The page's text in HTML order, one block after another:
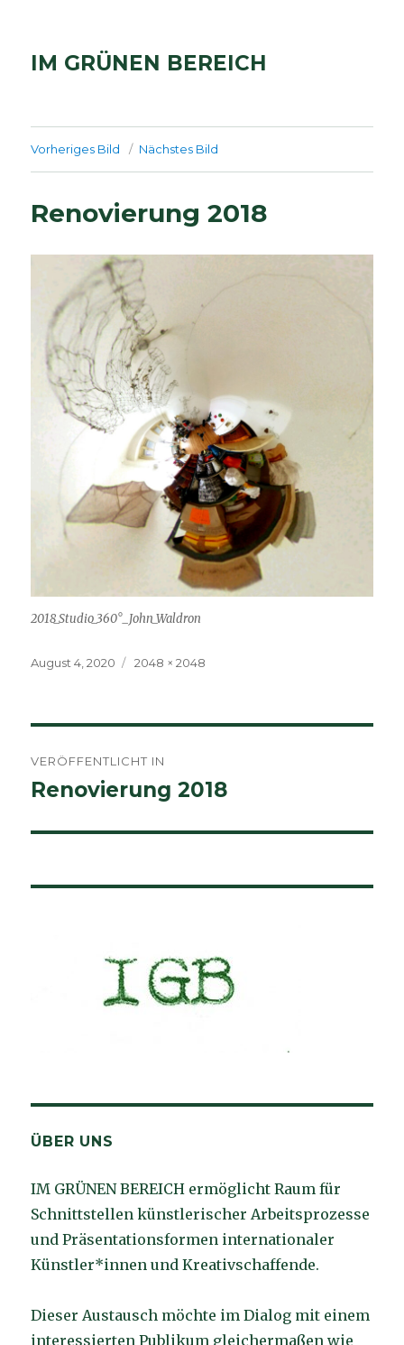
IM GRÜNEN BEREICH
Vorheriges Bild Nächstes Bild
Renovierung 2018
2018_Studio_360°_John_Waldron
Veröffentlicht
August 4, 2020
Volle
2048 × 2048
VERÖFFENTLICHT IN
Renovierung 2018
ÜBER UNS
IM GRÜNEN BEREICH ermöglicht Raum für
Schnittstellen künstlerischer Arbeitsprozesse
und Präsentationsformen internationaler
Künstler*innen und Kreativschaffende.
Dieser Austausch möchte im Dialog mit einem
interessierten Publikum gleichermaßen wie